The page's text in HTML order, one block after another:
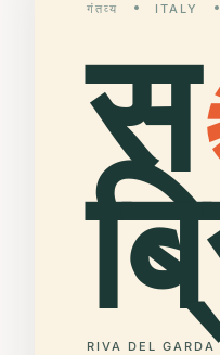
गंतव्य ITALY
स
RIVA DEL GARDA